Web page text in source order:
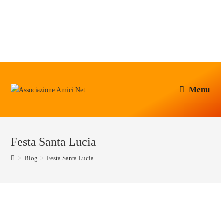
Menu
Festa Santa Lucia
> Blog > Festa Santa Lucia